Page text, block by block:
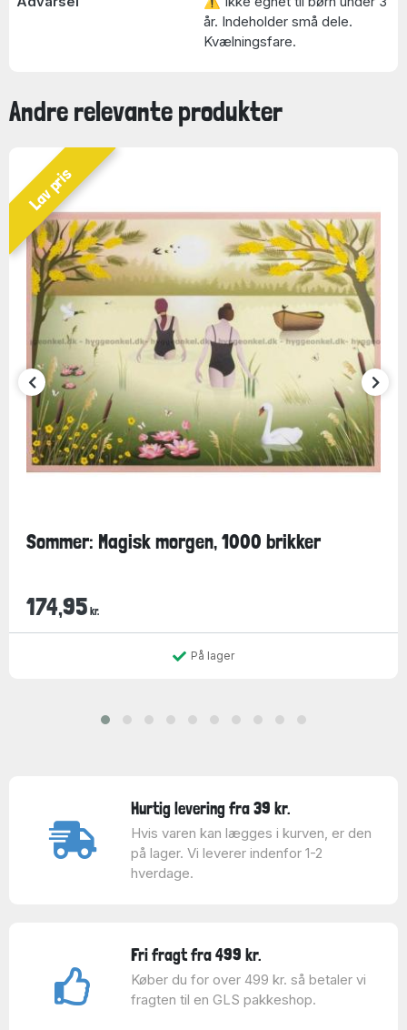
år. Indeholder små dele.
Kvælningsfare.
Andre relevante produkter
Lav pris
Sommer: Magisk morgen, 1000 brikker
174,95 kr.
På lager
Hurtig levering fra 39 kr.
Hvis varen kan lægges i kurven, er den
på lager. Vi leverer indenfor 1-2
hverdage.
Fri fragt fra 499 kr.
Køber du for over 499 kr. så betaler vi
fragten til en GLS pakkeshop.